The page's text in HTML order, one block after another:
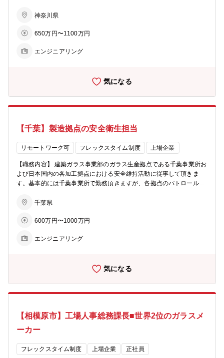
の遂行、事業所内の環境管理・維持にかかわる業務 ・その他：行政届
ブ・テクノロジー事業部門 事業支援部 相模原事業所 環境安全課
きます。一定期間後、担当課長あるいは課長として環境安全課のマネ
業所におけるマネジメントを広げ、事業所長などへのキャリアステッ
直接寄与する大変やりがいのある職務です。
神奈川県
650万円〜1100万円
エンジニアリング
気になる
【千葉】製造拠点の安全衛生担当
リモートワーク可 フレックスタイム制度 上場企業
【職務内容】 建築ガラス事業部のガラス生産拠点である千葉事業所お
よび日本国内の各加工拠点における安全維持活動に従事して頂きま
す。基本的には千葉事業所で勤務頂きますが、各拠点のパトロールや
標の策定と推進 NSGグループの安全理念に基づき、事業所とし
ス・加工）におけるリスクアセスメントの推進 3. 安全教育・技能訓練
り扱いなど AGJ特有の作業に応じた訓練。 4. 現場パトロール・安全
査と再発防止の推進 6. 法令・規格の遵守状況管理 労働安全衛生
統括部 環境安全部 安全グループ 【キャリアプラン】 当面は千葉
事業所で建築用ガラス部の安全担当として従事頂きますが、その上位
職である環安部長へのキャリアアップ、また、本社サステナビリティ
部、他の事業部門への異動も考えることが出来ます。 【本ポジション
の魅力】 ・現場経験を活かして即戦力として活躍できる 製造現場で
千葉県
600万円〜1000万円
エンジニアリング
気になる
【相模原市】工場人事総務課長■世界2位のガラスメ
ーカー
フレックスタイム制度 上場企業 正社員